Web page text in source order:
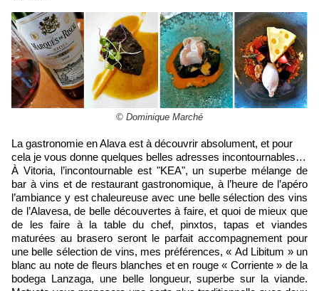
© Dominique Marché
La gastronomie en Alava est à découvrir absolument, et pour
cela je vous donne quelques belles adresses incontournables…
À Vitoria, l’incontournable est "KEA", un superbe mélange de
bar à vins et de restaurant gastronomique, à l’heure de l’apéro
l’ambiance y est chaleureuse avec une belle sélection des vins
de l’Alavesa, de belle découvertes à faire, et quoi de mieux que
de les faire à la table du chef, pinxtos, tapas et viandes
maturées au brasero seront le parfait accompagnement pour
une belle sélection de vins, mes préférences, « Ad Libitum » un
blanc au note de fleurs blanches et en rouge « Corriente » de la
bodega Lanzaga, une belle longueur, superbe sur la viande.